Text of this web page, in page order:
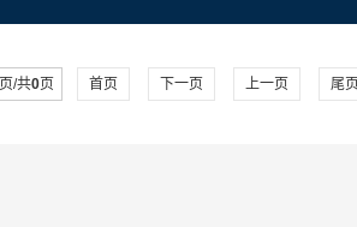
页/共0页 首页 下一页 上一页 尾